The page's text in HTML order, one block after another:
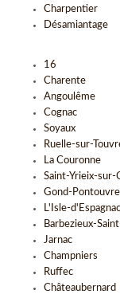
Charpentier
Désamiantage
16
Charente
Angoulême
Cognac
Soyaux
Ruelle-sur-
La Couronne
Saint-Yrieix-sur-
Gond-Pontouvre
L'Isle-d'Espagnac
Barbezieux-
Jarnac
Champniers
Ruffec
Châteaubernard